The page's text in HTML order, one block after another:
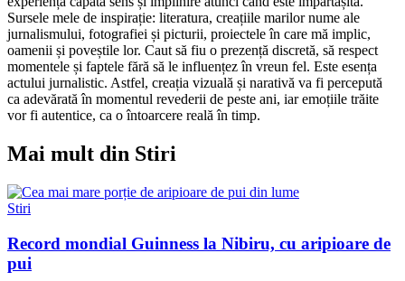
Sursele mele de inspirație: literatura, creațiile marilor nume ale
jurnalismului, fotografiei și picturii, proiectele în care mă implic,
oamenii și poveștile lor. Caut să fiu o prezență discretă, să respect
momentele și faptele fără să le influențez în vreun fel. Este esența
actului jurnalistic. Astfel, creația vizuală și narativă va fi percepută
ca adevărată în momentul revederii de peste ani, iar emoțiile trăite
vor fi autentice, ca o întoarcere reală în timp.
Mai mult din Stiri
Stiri
Record mondial Guinness la Nibiru, cu aripioare de
pui